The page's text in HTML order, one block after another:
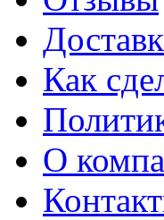
Как
О